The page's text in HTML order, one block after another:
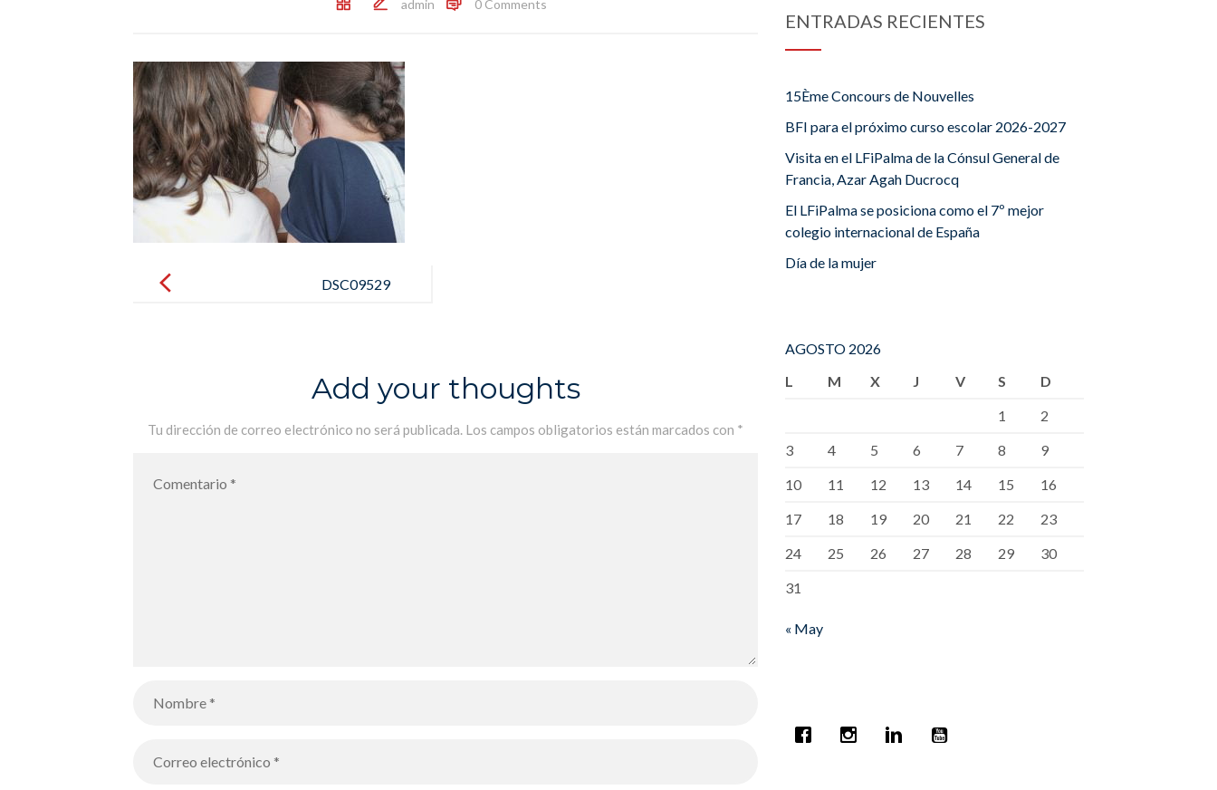
admin 0 Comments
navigation
DSC09529
Add your thoughts
Tu dirección de correo electrónico no será publicada. Los campos obligatorios están marcados con *
ENTRADAS RECIENTES
15Ème Concours de Nouvelles
BFI para el próximo curso escolar 2026-2027
Visita en el LFiPalma de la Cónsul General de
Francia, Azar Agah Ducrocq
El LFiPalma se posiciona como el 7º mejor
colegio internacional de España
Día de la mujer
AGOSTO 2026
L
M X J V S
D
1
2
3
4 5 6 7 8
9
10
11 12 13 14 15
16
17
18 19 20 21 22
23
24
25 26 27 28 29
30
31
« May